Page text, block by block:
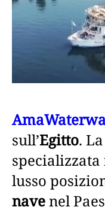
sull’Egitto.
lusso
navenel